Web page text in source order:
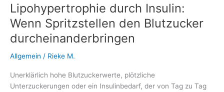
Lipohypertrophie durch Insulin:
Wenn Spritzstellen den Blutzucker
durcheinanderbringen
Allgemein / Rieke M.
Unerklärlich hohe Blutzuckerwerte, plötzliche
Unterzuckerungen oder ein Insulinbedarf, der von Tag zu Tag